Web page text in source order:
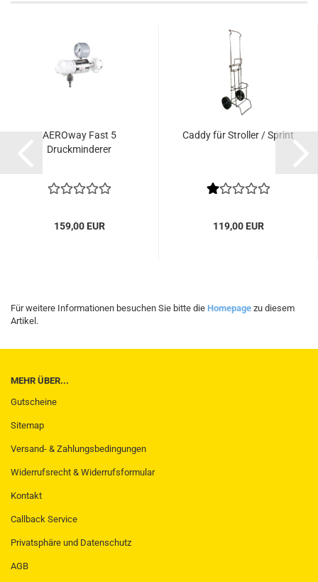
AEROway Fast 5
Druckminderer
159,00 EUR
Caddy für Stroller / Sprint
119,00 EUR
Für weitere Informationen besuchen Sie bitte die Homepage zu diesem
Artikel.
MEHR ÜBER...
Gutscheine
Sitemap
Versand- & Zahlungsbedingungen
Widerrufsrecht & Widerrufsformular
Kontakt
Callback Service
Privatsphäre und Datenschutz
AGB